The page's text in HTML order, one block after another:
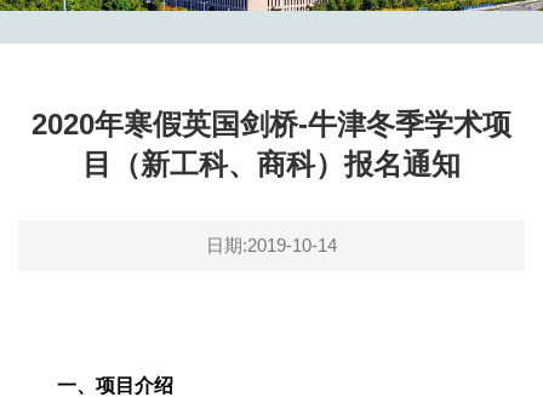
2020年寒假英国剑桥-牛津冬季学术项
目（新工科、商科）报名通知
日期:2019-10-14
一、项目介绍